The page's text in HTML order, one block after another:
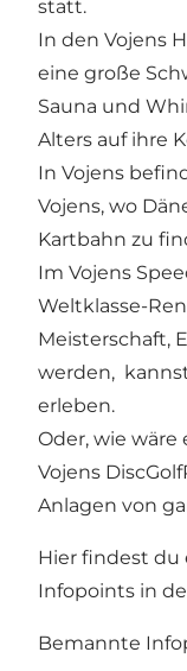
statt.
In den Vojens
eine große
Sauna und
Alters auf ihre
In Vojens
Vojens, wo
Kartbahn zu
Im Vojens
Weltklasse-
Meisterschaft,
werden,
erleben.
Oder, wie
Vojens
Anlagen von
Hier findest du
Infopoints in
Bemannte